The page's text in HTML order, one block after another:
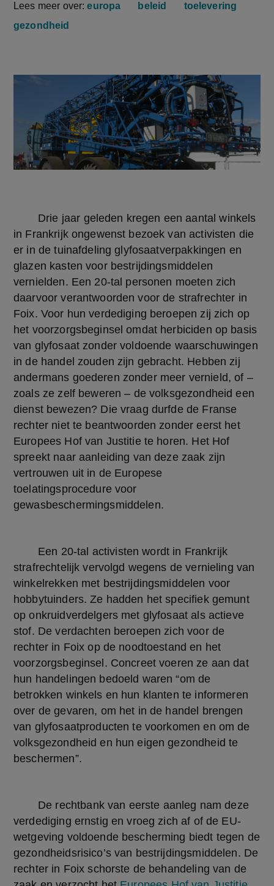
Lees meer over:europa beleid
toelevering
gezondheid
in Frankrijk ongewenst bezoek van activisten die
er in de tuinafdeling glyfosaatverpakkingen en
glazen kasten voor bestrijdingsmiddelen
vernielden. Een 20-tal personen moeten zich
daarvoor verantwoorden voor de strafrechter in
Foix. Voor hun verdediging beroepen zij zich op
het voorzorgsbeginsel omdat herbiciden op basis
van glyfosaat zonder voldoende waarschuwingen
in de handel zouden zijn gebracht. Hebben zij
andermans goederen zonder meer vernield, of –
zoals ze zelf beweren – de volksgezondheid een
dienst bewezen? Die vraag durfde de Franse
rechter niet te beantwoorden zonder eerst het
Europees Hof van Justitie te horen. Het Hof
spreekt naar aanleiding van deze zaak zijn
vertrouwen uit in de Europese
toelatingsprocedure voor
gewasbeschermingsmiddelen.
strafrechtelijk vervolgd wegens de vernieling van
winkelrekken met bestrijdingsmiddelen voor
hobbytuinders. Ze hadden het specifiek gemunt
op onkruidverdelgers met glyfosaat als actieve
stof. De verdachten beroepen zich voor de
rechter in Foix op de noodtoestand en het
voorzorgsbeginsel. Concreet voeren ze aan dat
hun handelingen bedoeld waren “om de
betrokken winkels en hun klanten te informeren
over de gevaren, om het in de handel brengen
van glyfosaatproducten te voorkomen en om de
volksgezondheid en hun eigen gezondheid te
beschermen”.
verdediging ernstig en vroeg zich af of de EU-
wetgeving voldoende bescherming biedt tegen de
gezondheidsrisico’s van bestrijdingsmiddelen. De
rechter in Foix schorste de behandeling van de